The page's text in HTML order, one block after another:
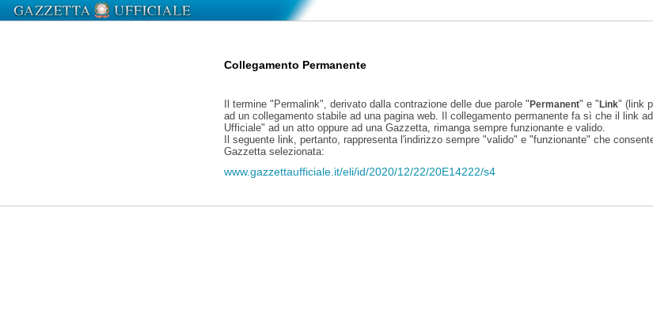
Collegamento Permanente
Il termine "Permalink", derivato dalla contrazione delle due parole "Permanent" e "Link" (link
ad un collegamento stabile ad una pagina web. Il collegamento permanente fa sì che il link
Ufficiale" ad un atto oppure ad una Gazzetta, rimanga sempre funzionante e valido.
Il seguente link, pertanto, rappresenta l'indirizzo sempre "valido" e "funzionante" che
Gazzetta selezionata:
www.gazzettaufficiale.it/eli/id/2020/12/22/20E14222/s4